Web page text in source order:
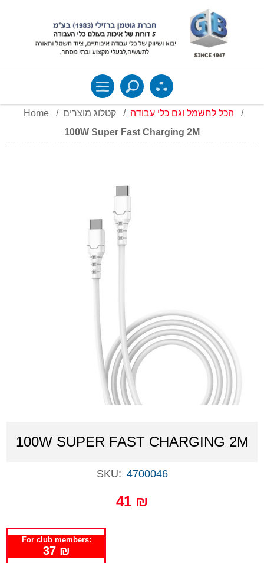
Home / קטלוג מוצרים / הכל לחשמל וגם כלי עבודה
/
100W Super Fast Charging 2M
100W SUPER FAST CHARGING 2M
SKU: 4700046
41 ₪
For club members:
37 ₪